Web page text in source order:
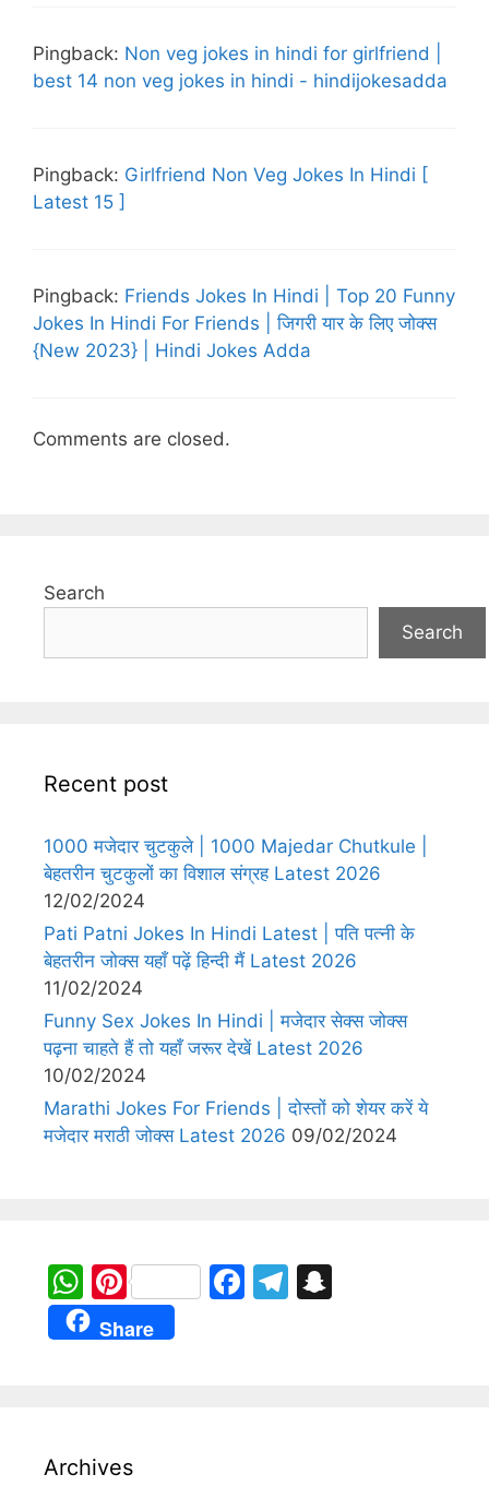
Pingback: Non veg jokes in hindi for girlfriend |
best 14 non veg jokes in hindi - hindijokesadda
Pingback: Girlfriend Non Veg Jokes In Hindi [
Latest 15 ]
Pingback: Friends Jokes In Hindi | Top 20 Funny
Jokes In Hindi For Friends | जिगरी यार के लिए जोक्स
{New 2023} | Hindi Jokes Adda
Comments are closed.
Search
Search
Recent post
1000 मजेदार चुटकुले | 1000 Majedar Chutkule |
बेहतरीन चुटकुलों का विशाल संग्रह Latest 2026
12/02/2024
Pati Patni Jokes In Hindi Latest | पति पत्नी के
बेहतरीन जोक्स यहाँ पढ़ें हिन्दी मैं Latest 2026
11/02/2024
Funny Sex Jokes In Hindi | मजेदार सेक्स जोक्स
पढ़ना चाहते हैं तो यहाँ जरूर देखें Latest 2026
10/02/2024
Marathi Jokes For Friends | दोस्तों को शेयर करें ये
मजेदार मराठी जोक्स Latest 2026 09/02/2024
W
h
at
p
Pi
nt
er
F
T
Share
Archives